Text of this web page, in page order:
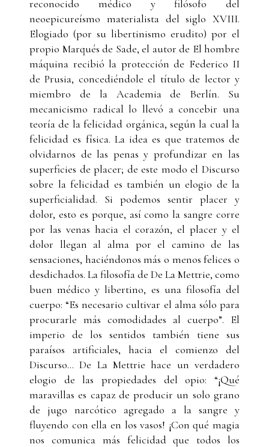
reconocido médico y filósofo del
neoepicureísmo materialista del siglo XVIII.
Elogiado (por su libertinismo erudito) por el
propio Marqués de Sade, el autor de El hombre
máquina recibió la protección de Federico II
de Prusia, concediéndole el título de lector y
miembro de la Academia de Berlín. Su
mecanicismo radical lo llevó a concebir una
teoría de la felicidad orgánica, según la cual la
felicidad es física. La idea es que tratemos de
olvidarnos de las penas y profundizar en las
superficies de placer; de este modo el Discurso
sobre la felicidad es también un elogio de la
superficialidad. Si podemos sentir placer y
dolor, esto es porque, así como la sangre corre
por las venas hacia el corazón, el placer y el
dolor llegan al alma por el camino de las
sensaciones, haciéndonos más o menos felices o
desdichados. La filosofía de De La Mettrie, como
buen médico y libertino, es una filosofía del
cuerpo: “Es necesario cultivar el alma sólo para
procurarle más comodidades al cuerpo”. El
imperio de los sentidos también tiene sus
paraísos artificiales, hacia el comienzo del
Discurso... De La Mettrie hace un verdadero
elogio de las propiedades del opio: “¡Qué
maravillas es capaz de producir un solo grano
de jugo narcótico agregado a la sangre y
fluyendo con ella en los vasos! ¡Con qué magia
nos comunica más felicidad que todos los